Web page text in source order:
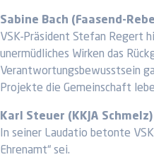
Sabine Bach (Faasend-
VSK-Präsident Stefan Regert
unermüdliches Wirken das
Verantwortungsbewusstsein
Projekte die Gemeinschaft
Karl Steuer (KKJA Schmelz)
In seiner Laudatio betonte
Ehrenamt“ sei.